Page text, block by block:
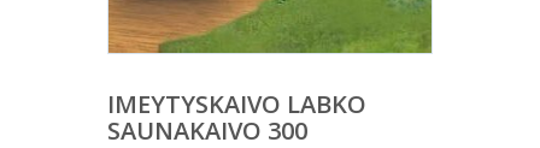
IMEYTYSKAIVO LABKO
SAUNAKAIVO 300